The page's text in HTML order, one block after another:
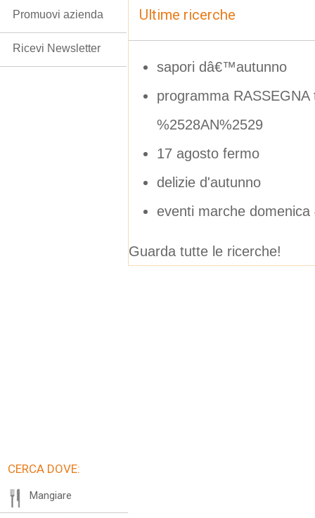
Ultime ricerche
sapori dâ€™autunno
programma
%2528AN%2529
17 agosto fermo
delizie d'autunno
eventi marche domenica
Guarda tutte le ricerche!
Promuovi azienda
Ricevi Newsletter
CERCA DOVE:
Mangiare